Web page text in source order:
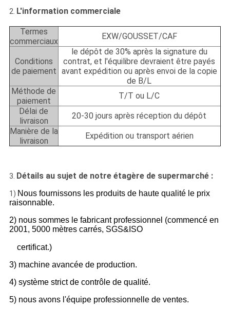
2. L'information commerciale
Termes
commerciaux
EXW/GOUSSET/CAF
Conditions
de paiement
le dépôt de 30% après la signature du
contrat, et l'équilibre devraient être payés
avant expédition ou après envoi de la copie
de B/L
Méthode de
paiement
T/T ou L/C
Délai de
livraison
20-30 jours après réception du dépôt
Manière de la
livraison
Expédition ou transport aérien
3. Détails au sujet de notre étagère de supermarché :
1) Nous fournissons les produits de haute qualité le prix
raisonnable.
2) nous sommes le fabricant professionnel (commencé en
2001, 5000 mètres carrés, SGS&ISO
certificat.)
3) machine avancée de production.
4) système strict de contrôle de qualité.
5) nous avons l'équipe professionnelle de ventes.